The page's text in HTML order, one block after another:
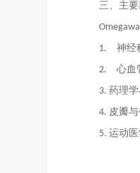
三、主
1.
神经
2.
心血
3. 药理
4. 皮瓣
5. 运动